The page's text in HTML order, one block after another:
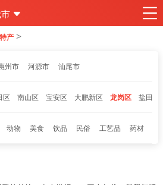
产 >
州市 河源市 汕尾市
区 南山区 宝安区 大鹏新区 龙岗区 盐田区
动物 美食 饮品 民俗 工艺品 药材